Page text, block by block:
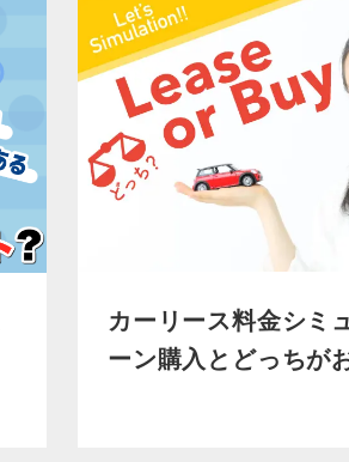
カーリース料金シミ
ーン購入とどっちが